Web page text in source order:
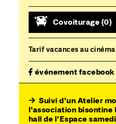
Covoiturage (0)
Tarif vacances au cinéma
événement facebook
→Suivi d’un Atelier
l’association bisontine
hall de l’Espace